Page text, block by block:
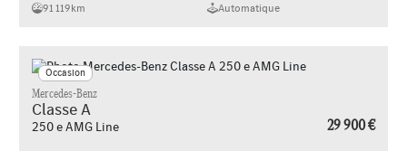
91 119km
Automatique
Occasion
Mercedes-Benz
Classe A
250 e AMG Line 29 900 €